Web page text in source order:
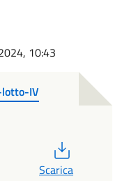
10:43
IV
Scarica